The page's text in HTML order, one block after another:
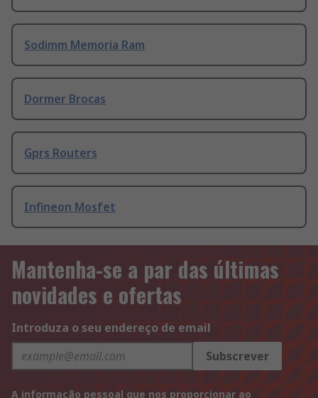
Sodimm Memoria Ram
Dormer Brocas
Gprs Routers
Infineon Mosfet
Mantenha-se a par das últimas
novidades e ofertas
Introduza o seu endereço de email
Subscrever
A informação pessoal que nos proporcionar ao